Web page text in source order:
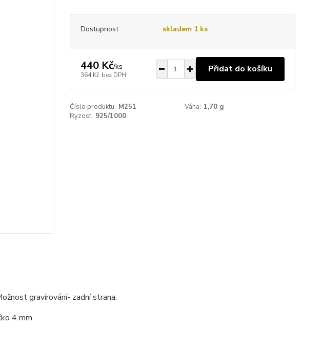
Dostupnost skladem 1 ks
440 Kč/ks
364 Kč bez DPH
Přidat do košíku
Číslo produktu: M251 Váha: 1,70 g
Ryzost: 925/1000
gravírování- zadní strana.
4 mm.